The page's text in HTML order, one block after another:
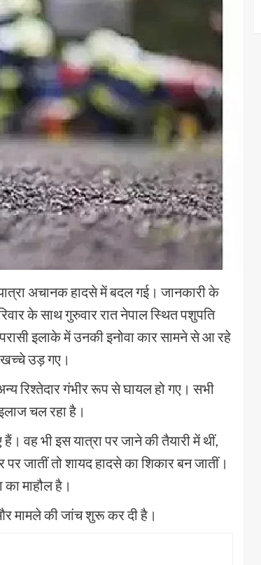
अचानक हादसे में बदल गई। जानकारी के
के साथ गुरुवार रात नेपाल स्थित पशुपति
इलाके में उनकी इनोवा कार सामने से आ रहे
उड़ गए।
रिश्तेदार गंभीर रूप से घायल हो गए। सभी
चल रहा है।
वह भी इस यात्रा पर जाने की तैयारी में थीं,
जातीं तो शायद हादसे का शिकार बन जातीं।
का माहौल है।
मामले की जांच शुरू कर दी है।